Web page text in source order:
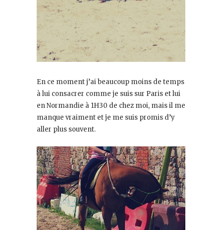
En ce moment j’ai beaucoup moins de temps
à lui consacrer comme je suis sur Paris et lui
en Normandie à 1H30 de chez moi, mais il me
manque vraiment et je me suis promis d’y
aller plus souvent.